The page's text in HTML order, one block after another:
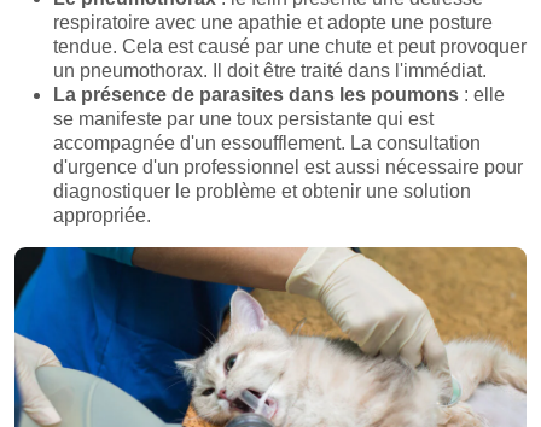
respiratoire avec une apathie et adopte une posture
tendue. Cela est causé par une chute et peut provoquer
un pneumothorax. Il doit être traité dans l'immédiat.
La présence de parasites dans les poumons : elle
se manifeste par une toux persistante qui est
accompagnée d'un essoufflement. La consultation
d'urgence d'un professionnel est aussi nécessaire pour
diagnostiquer le problème et obtenir une solution
appropriée.